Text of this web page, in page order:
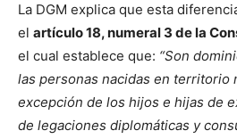
La DGM explica que esta
el artículo 18, numeral 3 de la
el cual establece que: “Son
las personas nacidas en territorio
excepción de los hijos e hijas de
de legaciones diplomáticas y